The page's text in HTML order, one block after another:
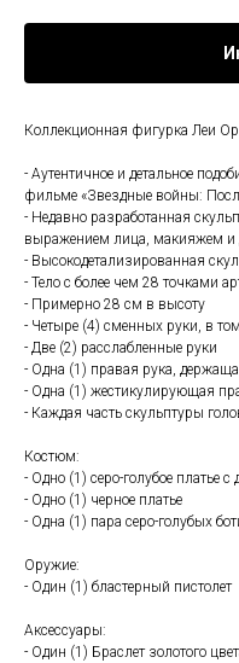
Коллекционная фигурка Леи
- Аутентичное и детальное
фильме «Звездные войны:
- Недавно разработанная
выражением лица, макияжем и
- Высокодетализированная
- Тело с более чем 28 точками
- Примерно 28 см в высоту
- Четыре (4) сменных руки, в
- Две (2) расслабленные руки
- Одна (1) правая рука,
- Одна (1) жестикулирующая
- Каждая часть скульптуры
Костюм:
- Одно (1) серо-голубое платье
- Одно (1) черное платье
- Одна (1) пара серо-голубых
Оружие:
- Один (1) бластерный пистолет
Аксессуары:
- Один (1) Браслет золотого